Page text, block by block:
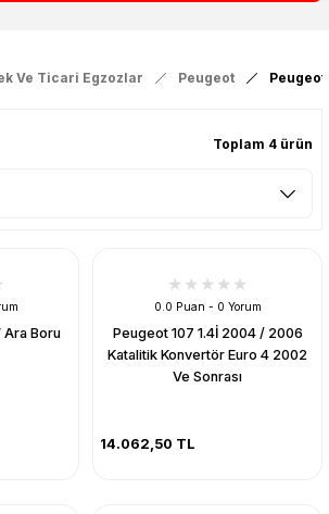
Ve Ticari Egzozlar Peugeot Peugeot
Toplam 4 ürün
Ara Boru
0.0 Puan - 0 Yorum
Peugeot 107 1.4İ 2004 / 2006
Katalitik Konvertör Euro 4 2002
Ve Sonrası
14.062,50 TL